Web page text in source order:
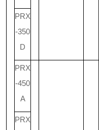
PRX
-350
D
PRX
-450
A
PRX